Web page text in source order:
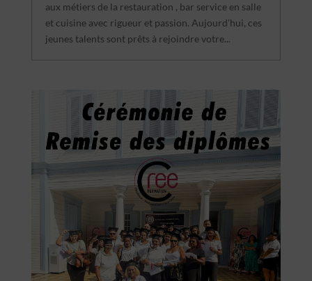
aux métiers de la restauration , bar service en salle
et cuisine avec rigueur et passion. Aujourd'hui, ces
jeunes talents sont prêts à rejoindre votre...